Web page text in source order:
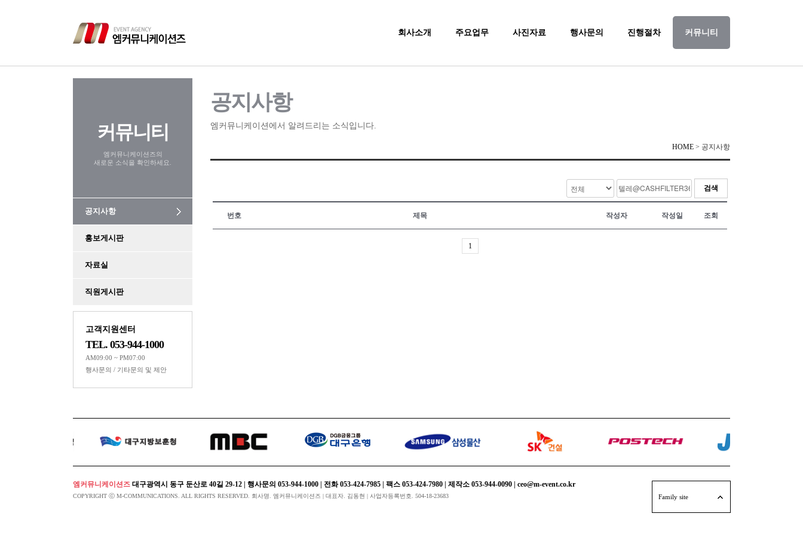
회사소개 주요업무 사진자료 행사문의 진행절차 커뮤니티
커뮤니티
엠커뮤니케이션즈의
새로운 소식을 확인하세요.
공지사항
홍보게시판
자료실
직원게시판
고객지원센터
TEL. 053-944-1000
AM09:00 ~ PM07:00
행사문의 / 기타문의 및 제안
공지사항
엠커뮤니케이션에서 알려드리는 소식입니다.
HOME > 공지사항
검색
번호 제목 작성자 작성일 조회
1
엠커뮤니케이션즈 대구광역시 동구 둔산로 40길 29-12 | 행사문의 053-944-1000 | 전화 053-424-7985 | 팩스 053-424-7980 | 제작소 053-944-0090 | ceo@m-event.co.kr
COPYRIGHT ⓒ M-COMMUNICATIONS. ALL RIGHTS RESERVED. 회사명. 엠커뮤니케이션즈 | 대표자. 김동현 | 사업자등록번호. 504-18-23683 Family site